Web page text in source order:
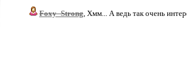
Foxy_Strong, Хмм... А ведь так очень